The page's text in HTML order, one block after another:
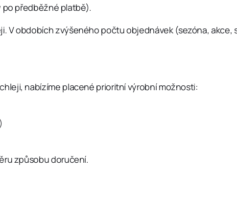
po předběžné platbě).
V obdobích zvýšeného počtu objednávek (sezóna,
nabízíme placené prioritní výrobní možnosti:
způsobu doručení.